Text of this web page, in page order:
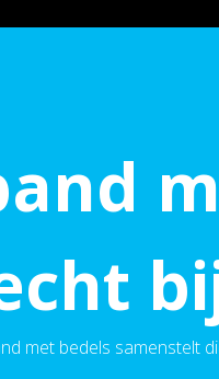
met bedels samenstelt